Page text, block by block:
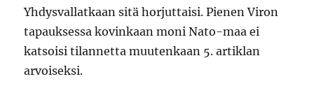
Yhdysvallatkaan sitä horjuttaisi. Pienen Viron
tapauksessa kovinkaan moni Nato-maa ei
katsoisi tilannetta muutenkaan 5. artiklan
arvoiseksi.